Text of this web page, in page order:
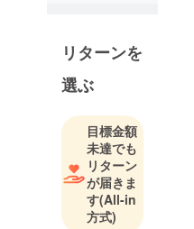
リターンを
選ぶ
目標金額
未達でも
リターン
が届きま
す(All-in
方式)